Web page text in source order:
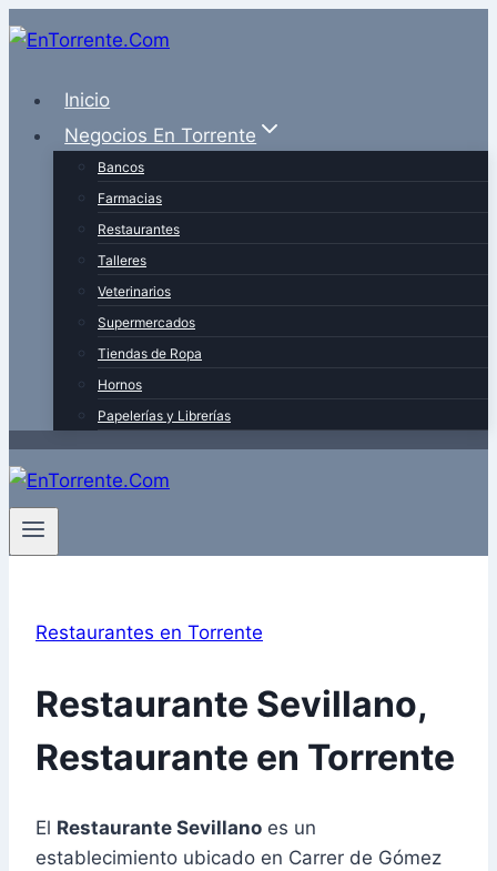
Saltar
Inicio
Negocios En Torrente
Bancos
Farmacias
Restaurantes
Talleres
Veterinarios
Supermercados
Tiendas de Ropa
Hornos
Papelerías y Librerías
Restaurantes en Torrente
Restaurante Sevillano,
Restaurante en Torrente
El Restaurante Sevillano es un
establecimiento ubicado en Carrer de Gómez